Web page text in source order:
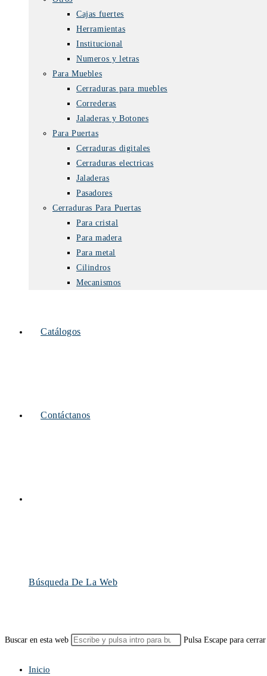
Cajas fuertes
Herramientas
Institucional
Numeros y letras
Para Muebles
Cerraduras para muebles
Correderas
Jaladeras y Botones
Para Puertas
Cerraduras digitales
Cerraduras electricas
Jaladeras
Pasadores
Cerraduras Para Puertas
Para cristal
Para madera
Para metal
Cilindros
Mecanismos
Catálogos
Contáctanos
Búsqueda De La Web
Buscar en esta web Pulsa Escape para
Inicio